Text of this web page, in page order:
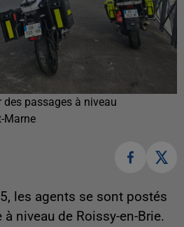
passages à niveau
Marne
les agents se sont postés
niveau de Roissy-en-Brie.